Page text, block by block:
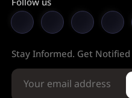
Follow us
Stay Informed. Get Notified